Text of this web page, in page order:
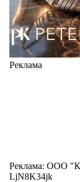
Реклама
Реклама: ООО
LjN8K34jk